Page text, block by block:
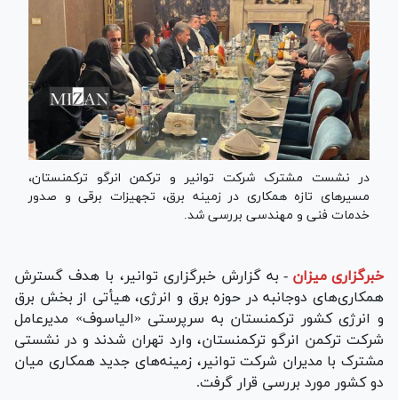
در نشست مشترک شرکت توانیر و ترکمن انرگو ترکمنستان،
مسیر‌های تازه همکاری در زمینه برق، تجهیزات برقی و صدور
خدمات فنی و مهندسی بررسی شد.
خبرگزاری میزان - به گزارش خبرگزاری توانیر، با هدف گسترش
همکاری‌های دوجانبه در حوزه برق و انرژی، هیأتی از بخش برق
و انرژی کشور ترکمنستان به سرپرستی «الیاسوف» مدیرعامل
شرکت ترکمن انرگو ترکمنستان، وارد تهران شدند و در نشستی
مشترک با مدیران شرکت توانیر، زمینه‌های جدید همکاری میان
دو کشور مورد بررسی قرار گرفت.